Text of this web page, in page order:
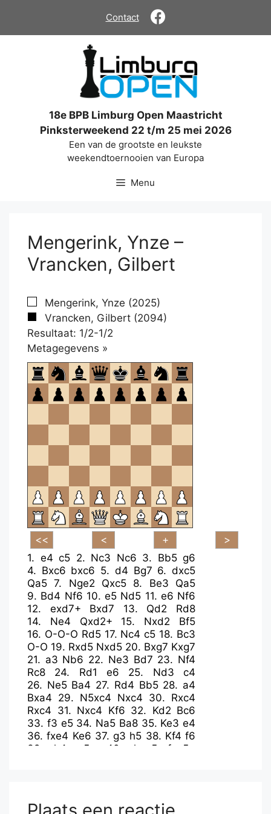
de
Contact
18e BPB Limburg Open Maastricht
Pinksterweekend 22 t/m 25 mei 2026
Een van de grootste en leukste
weekendtoernooien van Europa
Menu
Mengerink, Ynze –
Vrancken, Gilbert
Mengerink, Ynze (2025)
Vrancken, Gilbert (2094)
Resultaat: 1/2-1/2
Metagegevens »
om
te
openen.
1. e4 c5 2. Nc3 Nc6 3. Bb5 g6
4. Bxc6 bxc6 5. d4 Bg7 6.dxc5
Qa5 7. Nge2 Qxc5 8. Be3
Qa5
9. Bd4 Nf6 10. e5 Nd5 11. e6 Nf6
12. exd7+ Bxd7 13. Qd2
Rd8
14. Ne4 Qxd2+ 15. Nxd2
Bf5
16. O-O-O Rd5 17. Nc4 c5 18. Bc3
O-O 19. Rxd5 Nxd5 20. Bxg7 Kxg7
21. a3 Nb6 22. Ne3 Bd7 23. Nf4
Rc8
24. Rd1 e6 25. Nd3
c4
26. Ne5 Ba4 27. Rd4 Bb5 28. a4
Bxa4 29. N5xc4 Nxc4 30. Rxc4
Rxc4 31. Nxc4 Kf6 32. Kd2 Bc6
33. f3 e5 34. Na5 Ba8 35. Ke3 e4
36.fxe4 Ke6 37. g3 h5 38. Kf4 f6
39. h4 g5+ 40. hxg5
fxg5+